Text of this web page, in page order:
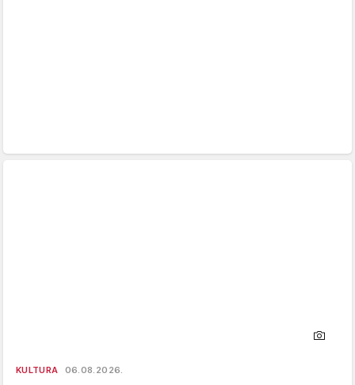
KULTURA 06.08.2026.